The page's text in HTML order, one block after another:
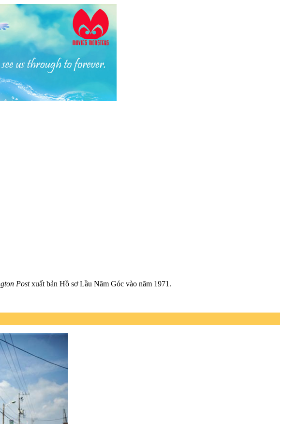
Postxuất bản Hồ sơ Lầu Năm Góc vào năm 1971.